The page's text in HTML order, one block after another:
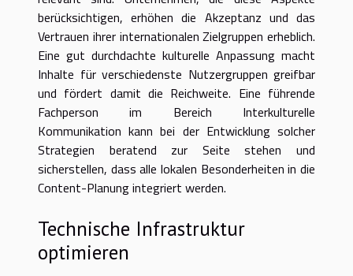
berücksichtigen, erhöhen die Akzeptanz und das
Vertrauen ihrer internationalen Zielgruppen erheblich.
Eine gut durchdachte kulturelle Anpassung macht
Inhalte für verschiedenste Nutzergruppen greifbar
und fördert damit die Reichweite. Eine führende
Fachperson im Bereich Interkulturelle
Kommunikation kann bei der Entwicklung solcher
Strategien beratend zur Seite stehen und
sicherstellen, dass alle lokalen Besonderheiten in die
Content-Planung integriert werden.
Technische Infrastruktur
optimieren